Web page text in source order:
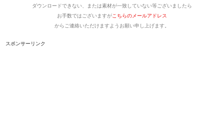
ダウンロードできない、または素材が一致していない等ございましたら
お手数ではございますがこちらのメールアドレス
からご連絡いただけますようお願い申し上げます。
スポンサーリンク